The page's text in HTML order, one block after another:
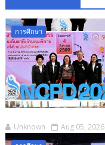
การศึกษา
Unknown Aug 05, 2026